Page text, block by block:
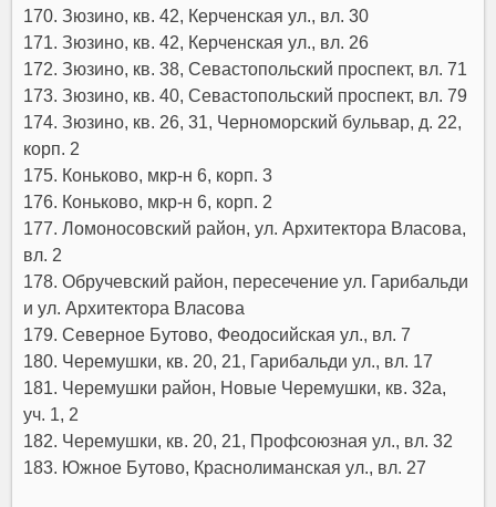
170. Зюзино, кв. 42, Керченская ул., вл. 30
171. Зюзино, кв. 42, Керченская ул., вл. 26
172. Зюзино, кв. 38, Севастопольский проспект, вл. 71
173. Зюзино, кв. 40, Севастопольский проспект, вл. 79
174. Зюзино, кв. 26, 31, Черноморский бульвар, д. 22,
корп. 2
175. Коньково, мкр-н 6, корп. 3
176. Коньково, мкр-н 6, корп. 2
177. Ломоносовский район, ул. Архитектора Власова,
вл. 2
178. Обручевский район, пересечение ул. Гарибальди
и ул. Архитектора Власова
179. Северное Бутово, Феодосийская ул., вл. 7
180. Черемушки, кв. 20, 21, Гарибальди ул., вл. 17
181. Черемушки район, Новые Черемушки, кв. 32а,
уч. 1, 2
182. Черемушки, кв. 20, 21, Профсоюзная ул., вл. 32
183. Южное Бутово, Краснолиманская ул., вл. 27